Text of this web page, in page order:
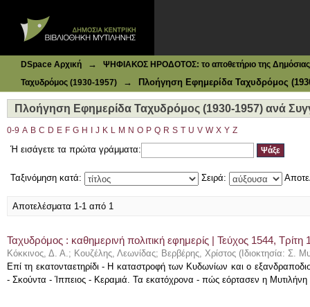
DSpace Αρχική →
ΨΗΦΙΑΚΟΣ ΗΡΟΔΟΤΟΣ: το αποθετήριο της Δημόσιας
Ταχυδρόμος (1930-1957)
→ Πλοήγηση Εφημερίδα Ταχυδρόμος
Πλοήγηση Εφημερίδα Ταχυδρόμος (1930-1957) ανά
0-9 A B C D E F G H J K L M N O P Q R S T U V W X Y Z
Ή εισάγετε τα πρώτα γράμματα:
Ταξινόμηση κατά: Σειρά:
Αποτελέσματα 1-1 από 1
Ταχυδρόμος : καθημερινή πολιτική εφημερίς | Τεύχος 1544, Τρίτη
Κόκκινος, Δ. Α.; Κουζέλης, Λεωνίδας; Βερβέρης, Χρίστος ( Ιδιοκτησία: Σ.
Επί τη εκατονταετηρίδι - Η καταστροφή των Κυδωνίων και ο
- Σκούντα - Ίππειος - Κεραμιά. Τα εκατόχρονα - πώς εόρτασεν η Μυτιλήνη